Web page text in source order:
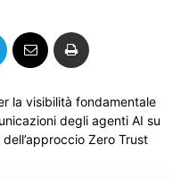
la visibilità fondamentale
degli agenti AI su
Zero Trust